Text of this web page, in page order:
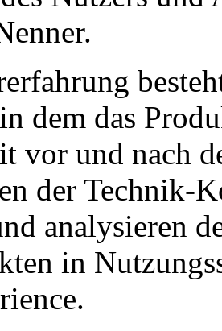
dem das
vor und nach
der Technik-
analysieren
in